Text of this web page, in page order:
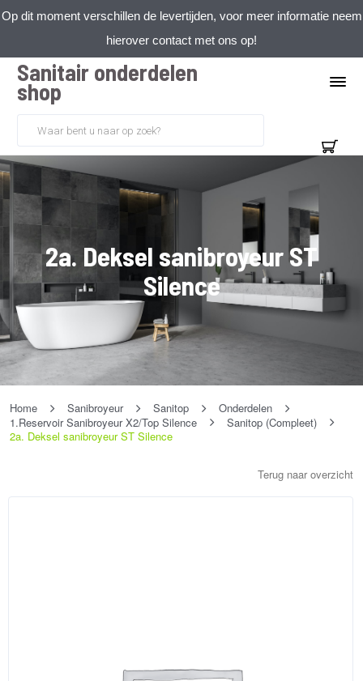
Op dit moment verschillen de levertijden, voor meer informatie neem
hierover contact met ons op!
Sanitair onderdelen
shop
2a. Deksel sanibroyeur ST
Silence
Home Sanibroyeur Sanitop
Onderdelen
1.Reservoir Sanibroyeur X2/Top Silence
Sanitop (Compleet)
2a. Deksel sanibroyeur ST Silence
Terug naar overzicht